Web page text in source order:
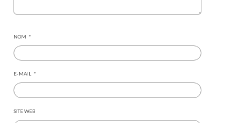
NOM *
E-MAIL *
SITE WEB